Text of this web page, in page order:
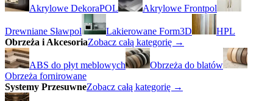
Akrylowe DekoraPOL Akrylowe Frontpol
Drewniane Sławpol Lakierowane Form3D
HPL
Obrzeża i AkcesoriaZobacz całą kategorię →
ABS do płyt meblowych
Obrzeża do blatów
Obrzeża fornirowane
Systemy PrzesuwneZobacz całą kategorię →